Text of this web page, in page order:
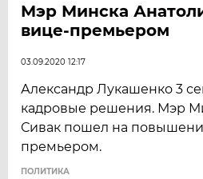
Мэр Минска
вице-премьером
03.09.2020 12:17
Александр Лукашенко 3
кадровые решения. Мэр
Сивак пошел на
премьером.
ПОЛИТИКА